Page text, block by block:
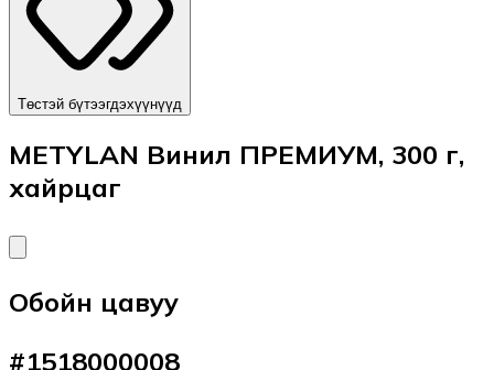
Төстэй бүтээгдэхүүнүүд
METYLAN Винил ПРЕМИУМ, 300 г,
хайрцаг
Обойн цавуу
#1518000008